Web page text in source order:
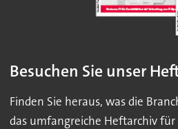
Besuchen Sie unser
Finden Sie heraus, was die
das umfangreiche Heftarchiv für